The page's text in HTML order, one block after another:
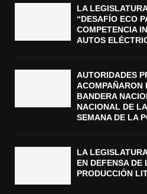
LA
“DESAFÍO ECO
COMPETENCIA
AUTOS
AUTORIDADES
ACOMPAÑARON
BANDERA
NACIONAL DE
SEMANA DE LA
LA
EN DEFENSA
PRODUCCIÓN